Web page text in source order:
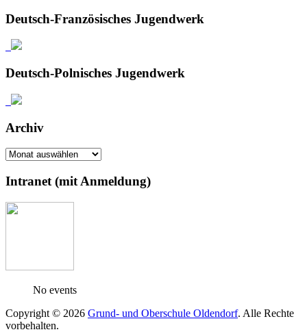
Deutsch-Französisches Jugendwerk
Deutsch-Polnisches Jugendwerk
Archiv
Archiv
Intranet (mit Anmeldung)
No events
Copyright © 2026 Grund- und Oberschule Oldendorf. Alle Rechte
vorbehalten.